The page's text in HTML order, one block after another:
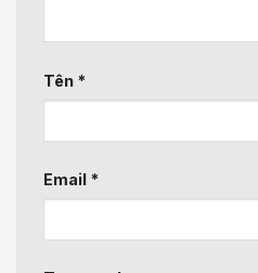
Tên *
Email *